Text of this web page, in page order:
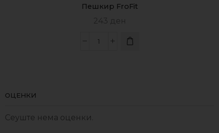
Пешкир FroFit
243 ден
ОЦЕНКИ
Сеуште нема оценки.